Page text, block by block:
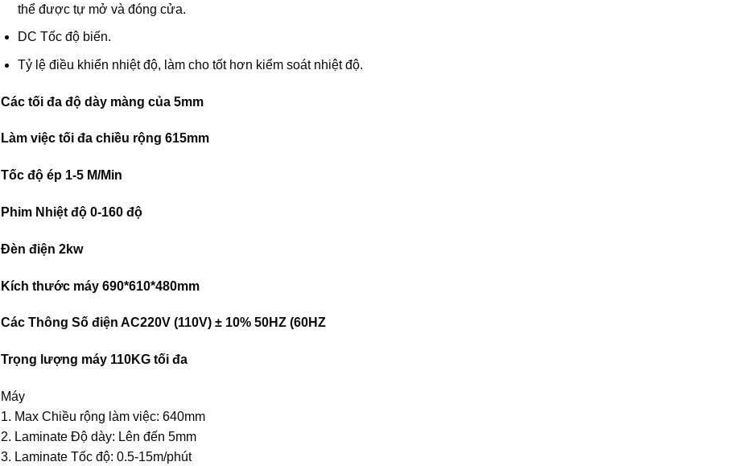
thể được tự mở và đóng cửa.
DC Tốc độ biến.
Tỷ lệ điều khiển nhiệt độ, làm cho tốt hơn kiểm soát nhiệt độ.
Các tối đa độ dày màng của 5mm
Làm việc tối đa chiều rộng 615mm
Tốc độ ép 1-5 M/Min
Phim Nhiệt độ 0-160 độ
Đèn điện 2kw
Kích thước máy 690*610*480mm
Các Thông Số điện AC220V (110V) ± 10% 50HZ (60HZ
Trọng lượng máy 110KG tối đa
Máy
1. Max Chiều rộng làm việc: 640mm
2. Laminate Độ dày: Lên đến 5mm
3. Laminate Tốc độ: 0.5-15m/phút